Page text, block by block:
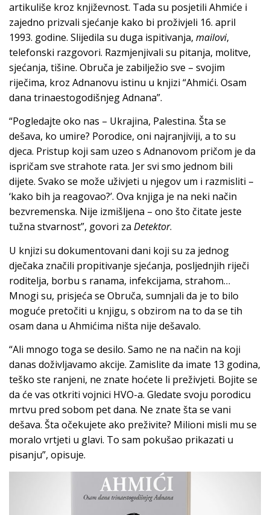
artikuliše kroz književnost. Tada su posjetili Ahmiće i
zajedno prizvali sjećanje kako bi proživjeli 16. april
1993. godine. Slijedila su duga ispitivanja, mailovi,
telefonski razgovori. Razmjenjivali su pitanja, molitve,
sjećanja, tišine. Obruča je zabilježio sve – svojim
riječima, kroz Adnanovu istinu u knjizi “Ahmići. Osam
dana trinaestogodišnjeg Adnana”.
“Pogledajte oko nas – Ukrajina, Palestina. Šta se
dešava, ko umire? Porodice, oni najranjiviji, a to su
djeca. Pristup koji sam uzeo s Adnanovom pričom je da
ispričam sve strahote rata. Jer svi smo jednom bili
dijete. Svako se može uživjeti u njegov um i razmisliti –
‘kako bih ja reagovao?’. Ova knjiga je na neki način
bezvremenska. Nije izmišljena – ono što čitate jeste
tužna stvarnost”, govori za Detektor.
U knjizi su dokumentovani dani koji su za jednog
dječaka značili propitivanje sjećanja, posljednjih riječi
roditelja, borbu s ranama, infekcijama, strahom…
Mnogi su, prisjeća se Obruča, sumnjali da je to bilo
moguće pretočiti u knjigu, s obzirom na to da se tih
osam dana u Ahmićima ništa nije dešavalo.
“Ali mnogo toga se desilo. Samo ne na način na koji
danas doživljavamo akcije. Zamislite da imate 13 godina,
teško ste ranjeni, ne znate hoćete li preživjeti. Bojite se
da će vas otkriti vojnici HVO-a. Gledate svoju porodicu
mrtvu pred sobom pet dana. Ne znate šta se vani
dešava. Šta očekujete ako preživite? Milioni misli mu se
moralo vrtjeti u glavi. To sam pokušao prikazati u
pisanju”, opisuje.